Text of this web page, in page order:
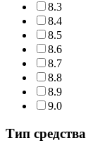
8.3
8.4
8.5
8.6
8.7
8.8
8.9
9.0
Тип средства